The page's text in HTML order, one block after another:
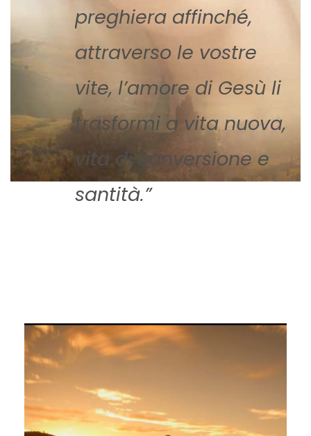
preghiera affinché,
attraverso le vostre
vite, l’amore di Gesù li
trasformi a vita nuova,
vita di conversione e
santità.”